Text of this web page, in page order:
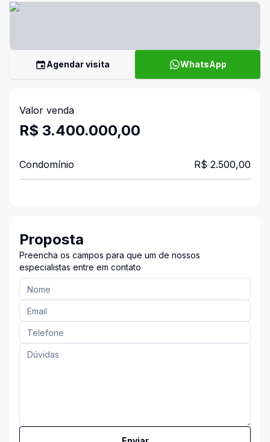
Agendar visita WhatsApp
Valor venda
R$ 3.400.000,00
Condomínio R$ 2.500,00
Proposta
Preencha os campos para que um de nossos
especialistas entre em contato